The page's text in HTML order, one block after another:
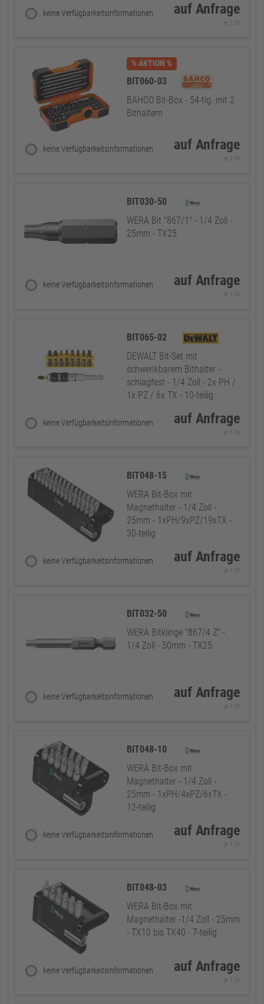
keine Verfügbarkeitsinformationen auf Anfrage
je 1 St
% AKTION %
BIT060-03
BAHCO Bit-Box - 54-tlg. mit 2
Bithaltern
keine Verfügbarkeitsinformationen auf Anfrage
je 1 St
BIT030-50
WERA Bit "867/1" - 1/4 Zoll -
25mm - TX25
keine Verfügbarkeitsinformationen auf Anfrage
je 1 St
BIT065-02
DEWALT Bit-Set mit
schwenkbarem Bithalter -
schlagfest - 1/4 Zoll - 2x PH /
1x PZ / 6x TX - 10-teilig
keine Verfügbarkeitsinformationen auf Anfrage
je 1 St
BIT048-15
WERA Bit-Box mit
Magnethalter - 1/4 Zoll -
25mm - 1xPH/9xPZ/19xTX -
30-teilig
keine Verfügbarkeitsinformationen auf Anfrage
je 1 St
BIT032-50
WERA Bitklinge "867/4 Z" -
1/4 Zoll - 50mm - TX25
keine Verfügbarkeitsinformationen auf Anfrage
je 1 St
BIT048-10
WERA Bit-Box mit
Magnethalter - 1/4 Zoll -
25mm - 1xPH/4xPZ/6xTX -
12-teilig
keine Verfügbarkeitsinformationen auf Anfrage
je 1 St
BIT048-03
WERA Bit-Box mit
Magnethalter -1/4 Zoll - 25mm
- TX10 bis TX40 - 7-teilig
keine Verfügbarkeitsinformationen auf Anfrage
je 1 St